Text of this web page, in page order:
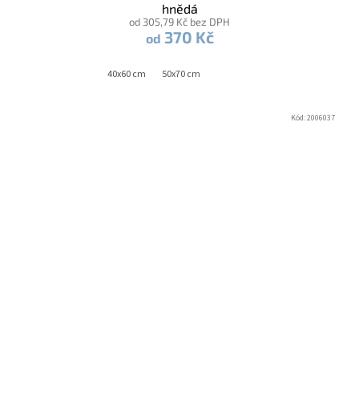
hnědá
od 305,79 Kč bez DPH
od 370 Kč
40x60 cm 50x70 cm
Kód:2006037